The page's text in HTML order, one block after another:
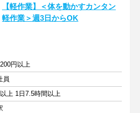
【軽作業】＜体を動かすカンタン
軽作業＞週3日からOK
円以上
員
上 1日7.5時間以上